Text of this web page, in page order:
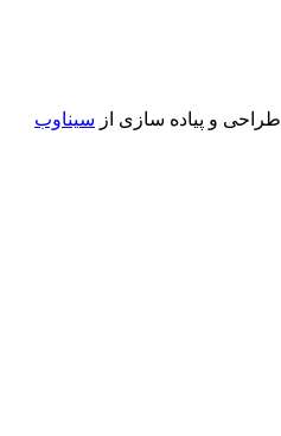
طراحی و پیاده سازی از سیناوب